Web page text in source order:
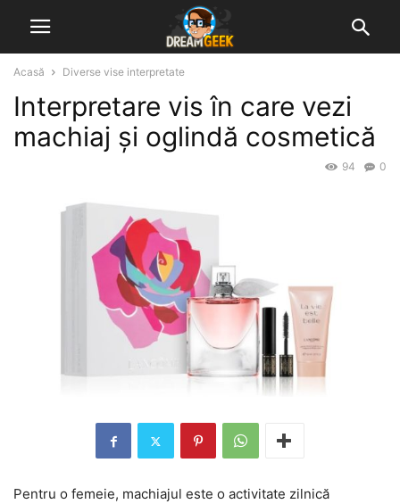
Acasă Diverse vise interpretate
Interpretare vis în care vezi
machiaj și oglindă cosmetică
0
94
Pentru o femeie, machiajul este o activitate zilnică